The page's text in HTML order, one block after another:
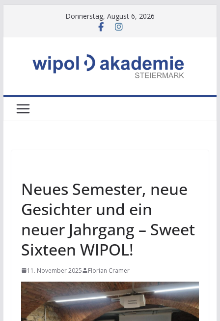
Donnerstag, August 6, 2026
Neues Semester, neue
Gesichter und ein
neuer Jahrgang – Sweet
Sixteen WIPOL!
11. November 2025 Florian Cramer